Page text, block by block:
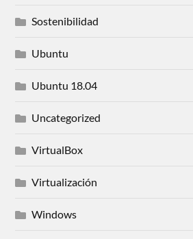
Sostenibilidad
Ubuntu
Ubuntu 18.04
Uncategorized
VirtualBox
Virtualización
Windows